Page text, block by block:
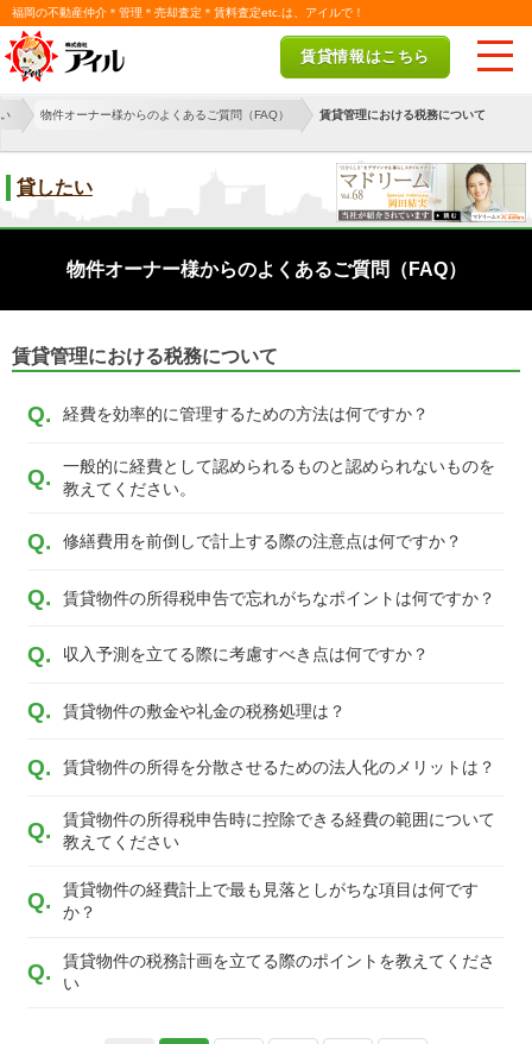
福岡の不動産仲介＊管理＊売却査定＊賃料査定etc.は、アイルで！
賃貸情報はこちら
物件オーナー様からのよくあるご質問（FAQ） 賃貸管理における税務について
貸したい
物件オーナー様からのよくあるご質問（FAQ）
賃貸管理における税務について
経費を効率的に管理するための方法は何ですか？
一般的に経費として認められるものと認められないものを
教えてください。
修繕費用を前倒しで計上する際の注意点は何ですか？
賃貸物件の所得税申告で忘れがちなポイントは何ですか？
収入予測を立てる際に考慮すべき点は何ですか？
賃貸物件の敷金や礼金の税務処理は？
賃貸物件の所得を分散させるための法人化のメリットは？
賃貸物件の所得税申告時に控除できる経費の範囲について
教えてください
賃貸物件の経費計上で最も見落としがちな項目は何です
か？
賃貸物件の税務計画を立てる際のポイントを教えてくださ
い